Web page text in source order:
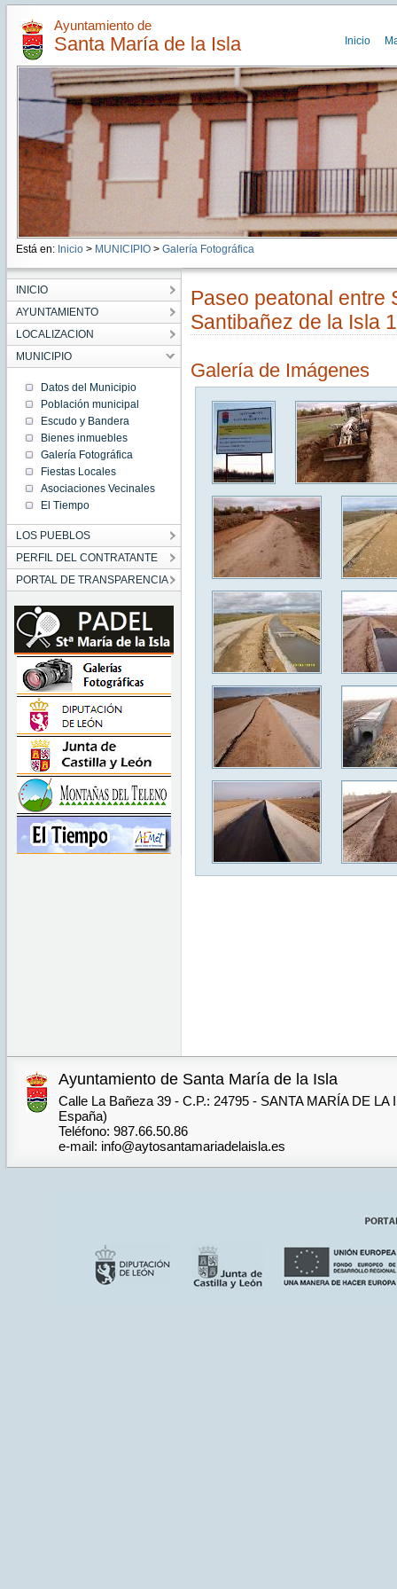
Ayuntamiento de
Santa María de la Isla Inicio
Está en: Inicio > MUNICIPIO> Galería Fotográfica
INICIO
AYUNTAMIENTO
LOCALIZACION
MUNICIPIO
Datos del Municipio
Población municipal
Escudo y Bandera
Bienes inmuebles
Galería Fotográfica
Fiestas Locales
Asociaciones Vecinales
El Tiempo
LOS PUEBLOS
PERFIL DEL CONTRATANTE
PORTAL DE TRANSPARENCIA
Paseo peatonal entre
Santibañez de la Isla
Galería de Imágenes
Ayuntamiento de Santa María de la Isla
Calle La Bañeza 39 - C.P.: 24795 - SANTA MARÍA DE LA
España)
Teléfono: 987.66.50.86
e-mail: info@aytosantamariadelaisla.es